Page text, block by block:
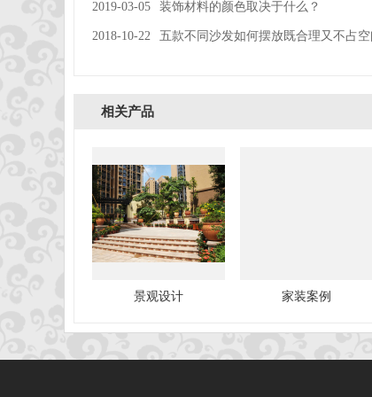
2019-03-05 装饰材料的颜色取决于什么？
2018-10-22 五款不同沙发如何摆放既合理又不占空
相关产品
景观设计 家装案例